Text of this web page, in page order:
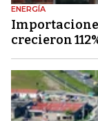
ENERGÍA
crecieron